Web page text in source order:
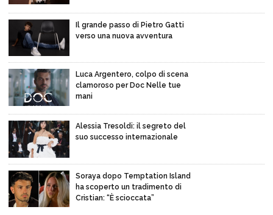
Il grande passo di Pietro Gatti
verso una nuova avventura
Luca Argentero, colpo di scena
clamoroso per Doc Nelle tue
mani
Alessia Tresoldi: il segreto del
suo successo internazionale
Soraya dopo Temptation Island
ha scoperto un tradimento di
Cristian: “È scioccata”